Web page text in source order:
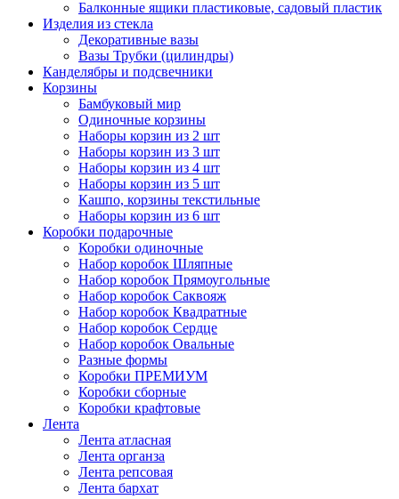
Балконные ящики пластиковые, садовый пластик
Изделия из стекла
Декоративные вазы
Вазы Трубки (цилиндры)
Канделябры и подсвечники
Корзины
Бамбуковый мир
Одиночные корзины
Наборы корзин из 2 шт
Наборы корзин из 3 шт
Наборы корзин из 4 шт
Наборы корзин из 5 шт
Кашпо, корзины текстильные
Наборы корзин из 6 шт
Коробки подарочные
Коробки одиночные
Набор коробок Шляпные
Набор коробок Прямоугольные
Набор коробок Саквояж
Набор коробок Квадратные
Набор коробок Сердце
Набор коробок Овальные
Разные формы
Коробки ПРЕМИУМ
Коробки сборные
Коробки крафтовые
Лента
Лента атласная
Лента органза
Лента репсовая
Лента бархат